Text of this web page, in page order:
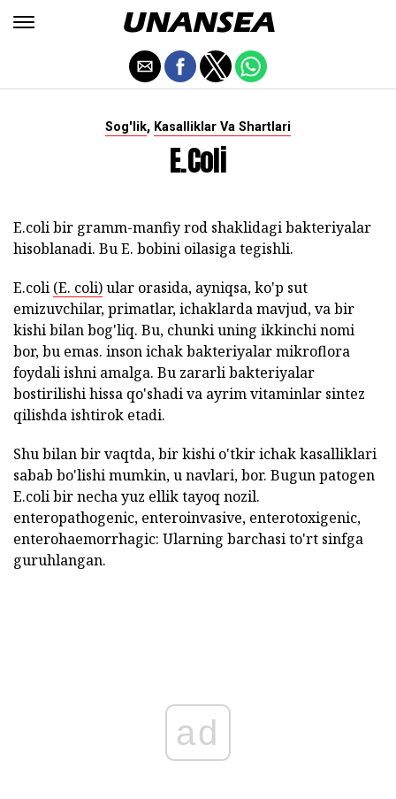
Sog'lik, Kasalliklar Va Shartlari
E.coli
E.coli bir gramm-manfiy rod shaklidagi bakteriyalar
hisoblanadi. Bu E. bobini oilasiga tegishli.
E.coli (E. coli)ular orasida, ayniqsa, ko'p sut
emizuvchilar, primatlar, ichaklarda mavjud, va bir
kishi bilan bog'liq. Bu, chunki uning ikkinchi nomi
bor, bu emas. inson ichak bakteriyalar mikroflora
foydali ishni amalga. Bu zararli bakteriyalar
bostirilishi hissa qo'shadi va ayrim vitaminlar sintez
qilishda ishtirok etadi.
Shu bilan bir vaqtda, bir kishi o'tkir ichak kasalliklari
sabab bo'lishi mumkin, u navlari, bor. Bugun patogen
E.coli bir necha yuz ellik tayoq nozil.
enteropathogenic, enteroinvasive, enterotoxigenic,
enterohaemorrhagic: Ularning barchasi to'rt sinfga
guruhlangan.
ad